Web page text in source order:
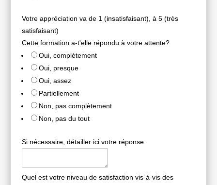
Votre appréciation va de 1 (insatisfaisant), à 5 (très
satisfaisant)
Cette formation a-t'elle répondu à votre attente?
Oui, complètement
Oui, presque
Oui, assez
Partiellement
Non, pas complètement
Non, pas du tout
Si nécessaire, détailler ici votre réponse.
Quel est votre niveau de satisfaction vis-à-vis des